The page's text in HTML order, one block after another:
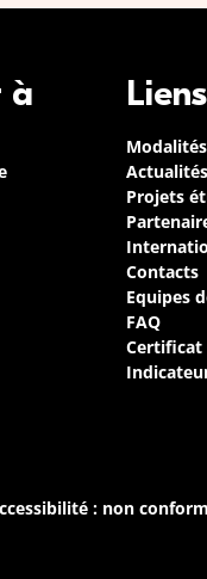
à
Actualités
Projets
Contacts
Equipes
FAQ
Certificat
: non